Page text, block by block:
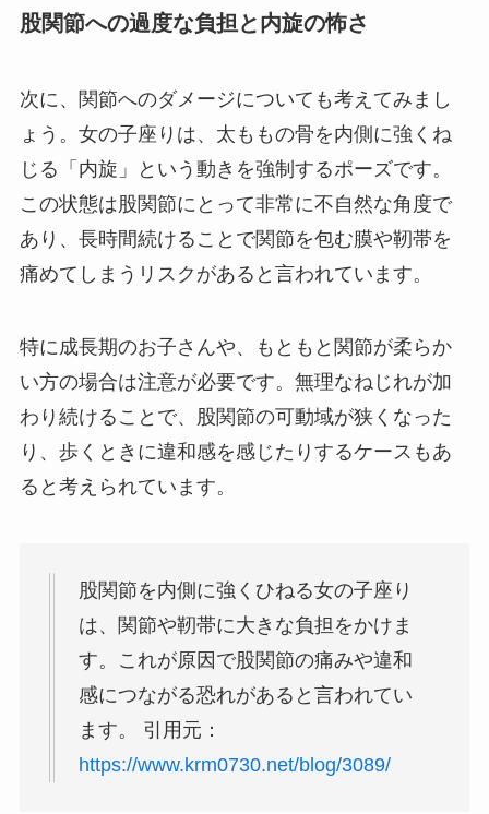
股関節への過度な負担と内旋の怖さ
次に、関節へのダメージについても考えてみまし
ょう。女の子座りは、太ももの骨を内側に強くね
じる「内旋」という動きを強制するポーズです。
この状態は股関節にとって非常に不自然な角度で
あり、長時間続けることで関節を包む膜や靭帯を
痛めてしまうリスクがあると言われています。
特に成長期のお子さんや、もともと関節が柔らか
い方の場合は注意が必要です。無理なねじれが加
わり続けることで、股関節の可動域が狭くなった
り、歩くときに違和感を感じたりするケースもあ
ると考えられています。
股関節を内側に強くひねる女の子座り
は、関節や靭帯に大きな負担をかけま
す。これが原因で股関節の痛みや違和
感につながる恐れがあると言われてい
ます。 引用元：
https://www.krm0730.net/blog/3089/